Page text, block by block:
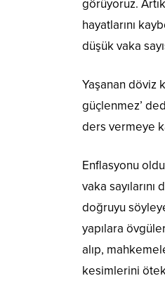
görüyoruz.
hayatlarını
düşük vaka
Yaşanan döviz
güçlenmez’
ders vermeye
Enflasyonu
vaka
doğruyu
yapılara
alıp,
kesimlerini